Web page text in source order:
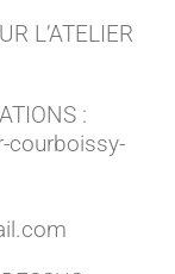
L’ATELIER
:
courboissy-